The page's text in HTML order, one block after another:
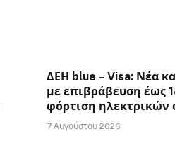
ΔΕΗ blue – Visa: Νέα
με επιβράβευση έως
φόρτιση ηλεκτρικών
7 Αυγούστου 2026